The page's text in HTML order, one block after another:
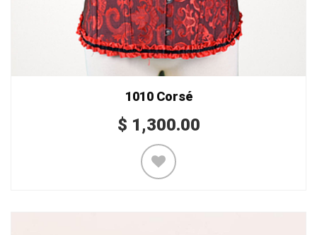
1010 Corsé
$ 1,300.00